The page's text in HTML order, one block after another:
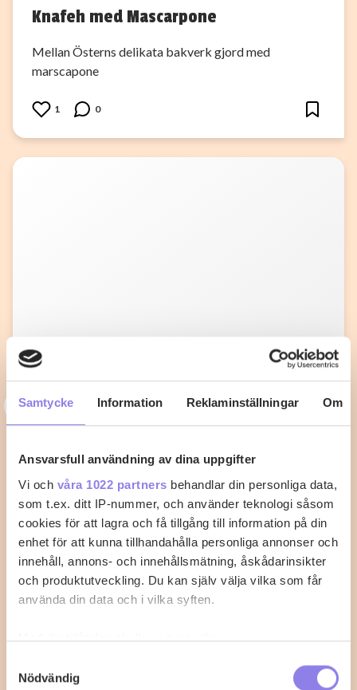
Samtycke Information Reklaminställningar Om
Ansvarsfull användning av dina uppgifter
Vi och våra 1022 partners behandlar din personliga data,
som t.ex. ditt IP-nummer, och använder teknologi såsom
cookies för att lagra och få tillgång till information på din
enhet för att kunna tillhandahålla personliga annonser och
innehåll, annons- och innehållsmätning, åskådarinsikter
och produktutveckling. Du kan själv välja vilka som får
använda din data och i vilka syften.
Med din tillåtelse skulle vi även vilja:
som kan ha en noggrannhet på upp till flera meter
Nödvändig
Knafeh med Mascarpone
Mellan Österns delikata bakverk gjord med
marscapone
1 0
3 33alva
med perfekt tillagning
När du vill laga kycklingklubba i ugn är det viktigt att
känna till rätt temperatur…
2